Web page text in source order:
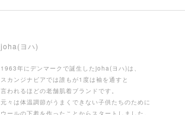
joha(ヨハ)
1963年にデンマークで誕生したjoha(ヨハ)は、
スカンジナビアでは誰もが1度は袖を通すと
言われるほどの老舗肌着ブランドです。
元々は体温調節がうまくできない子供たちのために
ウールの下着を作ったことからスタートしました。